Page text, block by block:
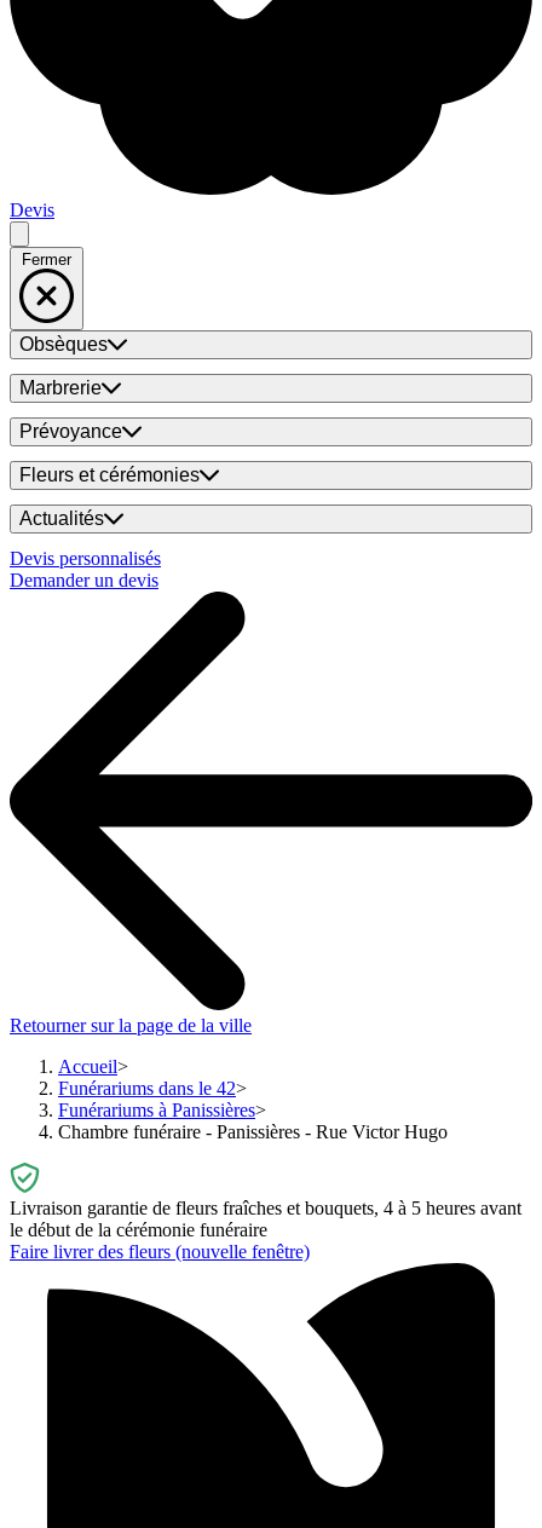
Devis
Fermer
Obsèques
Marbrerie
Prévoyance
Fleurs et cérémonies
Actualités
Devis personnalisés
Demander un devis
Retourner sur la page de la ville
Accueil
Funérariums dans le 42
Funérariums à Panissières
Chambre funéraire - Panissières - Rue Victor Hugo
Livraison garantie de fleurs fraîches et bouquets, 4 à 5 heures avant
le début de la cérémonie funéraire
Faire livrer des fleurs (nouvelle fenêtre)